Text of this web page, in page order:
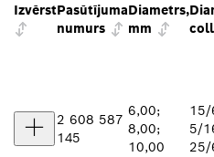
IzvērstPasūtījuma
numurs
Diametrs,
mm
2 608 587
145
6,00;
8,00;
10,00
15/
5/
25/